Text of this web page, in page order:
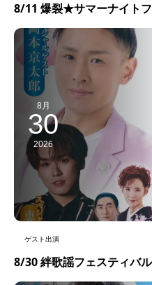
8/11 爆裂★サマーナイト
8月
30
2026
ゲスト出演
8/30 絆歌謡フェスティバル